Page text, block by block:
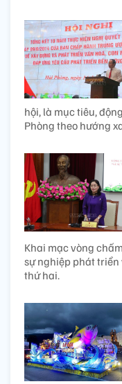
hội, là mục tiêu,
Phòng theo hướng
Khai mạc vòng
sự nghiệp phát triển
thứ hai.